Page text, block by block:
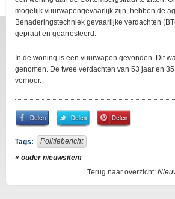
mogelijk vuurwapengevaarlijk zijn, hebben de
Benaderingstechniek gevaarlijke verdachten
gepraat en gearresteerd.
In de woning is een vuurwapen gevonden. Dit
genomen. De twee verdachten van 53 jaar en
verhoor.
Share
on
Facebook
Share
on
Twitter
Pin
It!
Tags:
Politiebericht
« ouder nieuwsitem
Terug naar overzicht: